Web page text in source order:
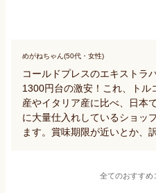
めがねちゃん(50代・女性)
コールドプレスのエキストラ
1300円台の激安！これ、トル
産やイタリア産に比べ、日本
に大量仕入れしているショッ
ます。賞味期限が近いとか、
全てのおすすめ